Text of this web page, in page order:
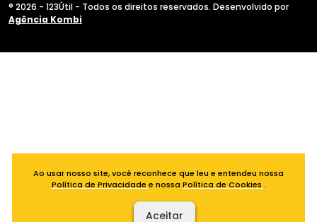
® 2026 - 123Útil - Todos os direitos reservados. Desenvolvido por
Agência Kombi
Ao usar nosso site, você reconhece que leu e entendeu nossa
Política de Privacidade e nossa Política de Cookies .
Aceitar